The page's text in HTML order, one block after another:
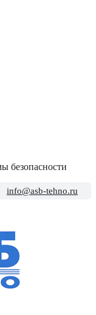
безопасности
info@asb-tehno.ru